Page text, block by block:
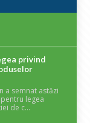
privind
a semnat astăzi
legea
de c...